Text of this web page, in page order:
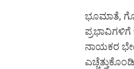
ಭೂಮಾತೆ,
ನಾಯಕರ